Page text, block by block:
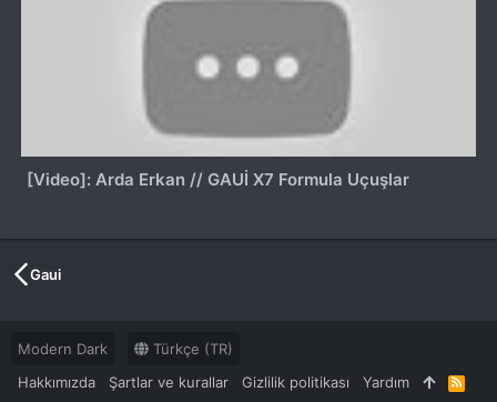
[Video]: Arda Erkan // GAUİ X7 Formula Uçuşlar
Gaui
Modern Dark
Türkçe (TR)
Hakkımızda
Şartlar ve kurallar Gizlilik politikası Yardım
R
S